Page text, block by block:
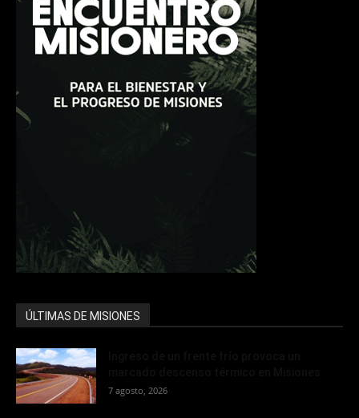
ÚLTIMAS DE MISIONES
7 agosto, 2026